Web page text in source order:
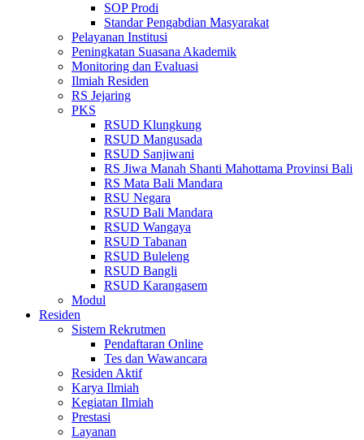
SOP Prodi
Standar Pengabdian Masyarakat
Pelayanan Institusi
Peningkatan Suasana Akademik
Monitoring dan Evaluasi
Ilmiah Residen
RS Jejaring
PKS
RSUD Klungkung
RSUD Mangusada
RSUD Sanjiwani
RS Jiwa Manah Shanti Mahottama Provinsi Bali
RS Mata Bali Mandara
RSU Negara
RSUD Bali Mandara
RSUD Wangaya
RSUD Tabanan
RSUD Buleleng
RSUD Bangli
RSUD Karangasem
Modul
Residen
Sistem Rekrutmen
Pendaftaran Online
Tes dan Wawancara
Residen Aktif
Karya Ilmiah
Kegiatan Ilmiah
Prestasi
Layanan